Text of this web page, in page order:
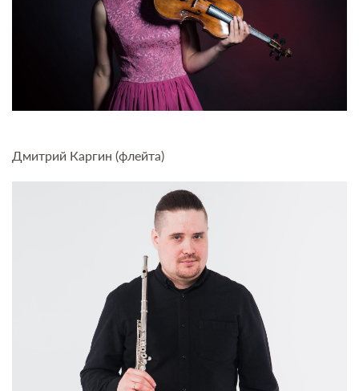
Дмитрий Каргин (флейта)